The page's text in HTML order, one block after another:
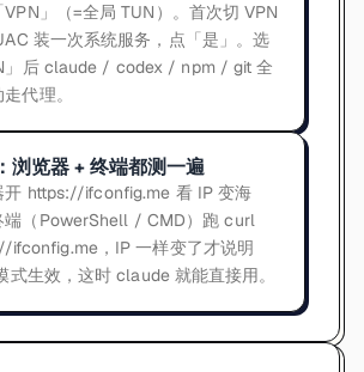
VPN」（=全局 TUN）。首次切 VPN
装一次系统服务，点「是」。选
」后 claude / codex / npm / git 全
代理。
浏览器 + 终端都测一遍
开 https://ifconfig.me 看 IP 变海
端（PowerShell / CMD）跑 curl
ifconfig.me，IP 一样变了才说明
式生效，这时 claude 就能直接用。